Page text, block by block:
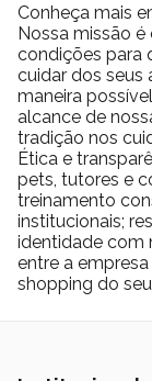
Conheça mais
Nossa missão é
condições para
cuidar dos seus
maneira
alcance de
tradição nos
Ética e
pets, tutores e
treinamento
institucionais;
identidade com
entre a
shopping do